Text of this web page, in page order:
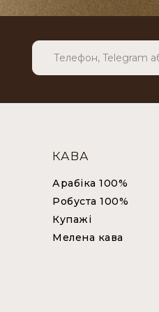
КАВА
Арабіка 100%
Робуста 100%
Купажі
Мелена кава